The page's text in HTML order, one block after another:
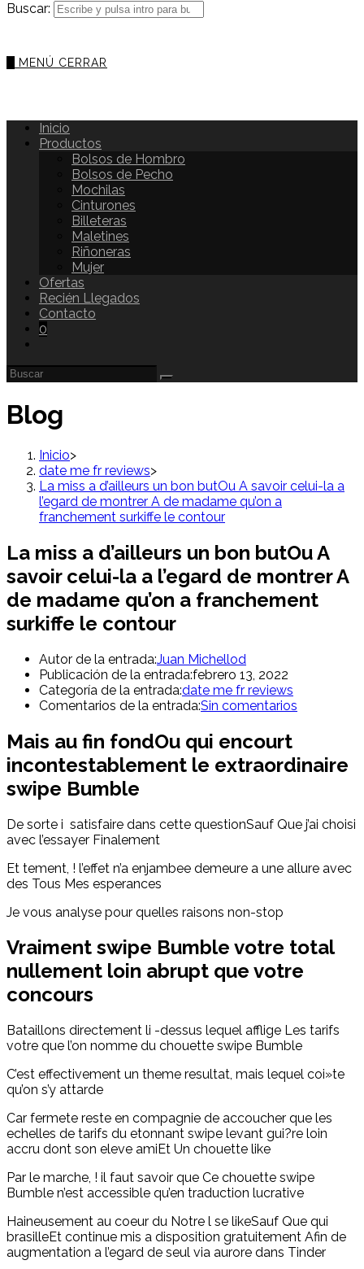
Buscar:
MENÚ CERRAR
Inicio
Productos
Bolsos de Hombro
Bolsos de Pecho
Mochilas
Cinturones
Billeteras
Maletines
Riñoneras
Mujer
Ofertas
Recién Llegados
Contacto
0
Blog
Inicio>
date me fr reviews>
La miss a d’ailleurs un bon butOu A savoir celui-la a
l’egard de montrer A de madame qu’on a
franchement surkiffe le contour
La miss a d’ailleurs un bon butOu A
savoir celui-la a l’egard de montrer A
de madame qu’on a franchement
surkiffe le contour
Autor de la entrada:Juan Michellod
Publicación de la entrada:febrero 13, 2022
Categoría de la entrada:date me fr reviews
Comentarios de la entrada:Sin comentarios
Mais au fin fondOu qui encourt
incontestablement le extraordinaire
swipe Bumble
De sorte i satisfaire dans cette questionSauf Que j’ai choisi
avec l’essayer Finalement
Et tement, ! l’effet n’a enjambee demeure a une allure avec
des Tous Mes esperances
Je vous analyse pour quelles raisons non-stop
Vraiment swipe Bumble votre total
nullement loin abrupt que votre
concours
Bataillons directement li -dessus lequel afflige Les tarifs
votre que l’on nomme du chouette swipe Bumble
C’est effectivement un theme resultat, mais lequel coi»te
qu’on s’y attarde
Car fermete reste en compagnie de accoucher que les
echelles de tarifs du etonnant swipe levant gui?re loin
accru dont son eleve amiEt Un chouette like
Par le marche, ! il faut savoir que Ce chouette swipe
Bumble n’est accessible qu’en traduction lucrative
Haineusement au coeur du Notre l se likeSauf Que qui
brasilleEt continue mis a disposition gratuitement Afin de
augmentation a l’egard de seul via aurore dans Tinder